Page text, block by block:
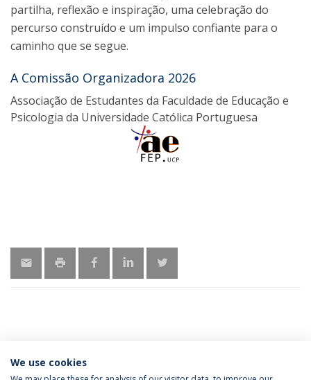
partilha, reflexão e inspiração, uma celebração do
percurso construído e um impulso confiante para o
caminho que se segue.
A Comissão Organizadora 2026
Associação de Estudantes da Faculdade de Educação e
Psicologia da Universidade Católica Portuguesa
MAIS INFORMAÇÕES
We use cookies